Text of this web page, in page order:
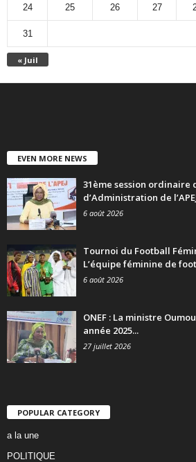
« Juil
24 25 26 27
31
EVEN MORE NEWS
31ème session ordinaire
d’Administration de
6 août 2026
Tournoi du Football
L’équipe féminine de
6 août 2026
ONEF : La ministre
année 2025...
27 juillet 2026
POPULAR CATEGORY
a la une
POLITIQUE